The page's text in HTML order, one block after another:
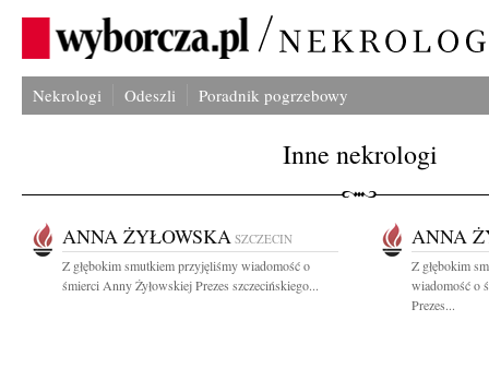
Nekrologi Odeszli Poradnik pogrzebowy
Inne nekrologi
ANNA ŻYŁOWSKA SZCZECIN
Z głębokim smutkiem przyjęliśmy wiadomość o
śmierci Anny Żyłowskiej Prezes szczecińskiego...
ANNA
Z głębokim
wiadomość o
Prezes...